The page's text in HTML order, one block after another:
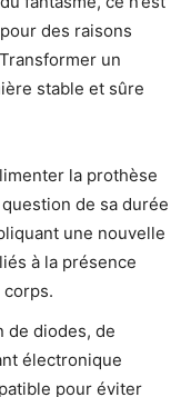
des raisons
un
stable et sûre
la prothèse
de sa durée
une nouvelle
à la présence
corps.
de diodes, de
électronique
pour éviter